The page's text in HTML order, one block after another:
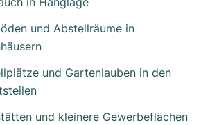
und Abstellräume in
und Gartenlauben in den
und kleinere Gewerbeflächen